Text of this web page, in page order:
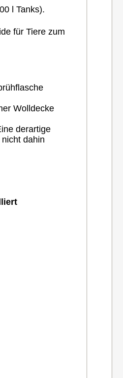
l Tanks).
für Tiere zum
Wolldecke
derartige
dahin